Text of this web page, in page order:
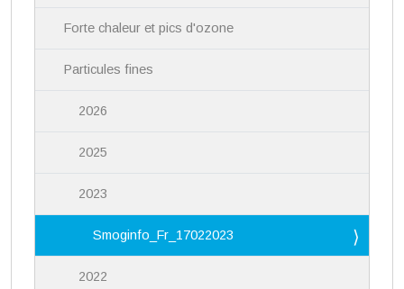
Forte chaleur et pics d'ozone
Particules fines
2026
2025
2023
Smoginfo_Fr_17022023
2022